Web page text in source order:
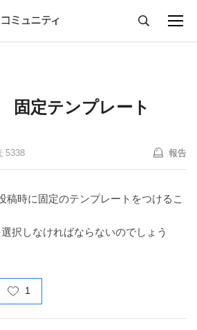
Ideas
固定テンプレート
5338 報告
稿時に固定のテンプレートをつけるこ
択しなければならないのでしょう
1